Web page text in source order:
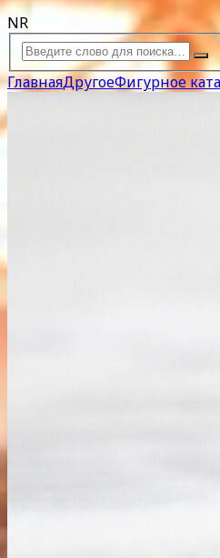
NR
ГлавнаяДругоеФигурное